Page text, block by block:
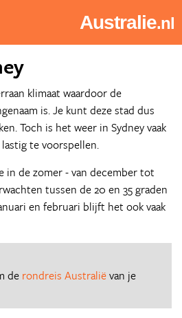
Australie.nl
klimaat waardoor de
is. Je kunt deze stad dus
Toch is het weer in Sydney vaak
te voorspellen.
in de zomer - van december tot
tussen de 20 en 35 graden
en februari blijft het ook vaak
de rondreis Australiëvan je